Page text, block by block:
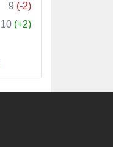
9 (-2)
10 (+2)